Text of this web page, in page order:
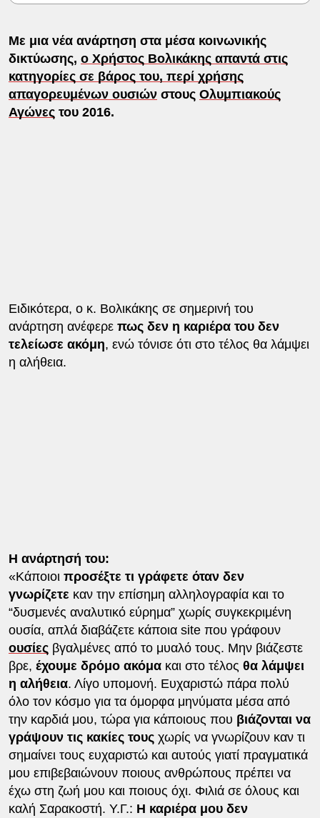
Με μια νέα ανάρτηση στα μέσα κοινωνικής
δικτύωσης, ο Χρήστος Βολικάκης απαντά στις
κατηγορίες σε βάρος του, περί χρήσης
απαγορευμένων ουσιώνστους Ολυμπιακούς
Αγώνεςτου 2016.
Ειδικότερα, ο κ. Βολικάκης σε σημερινή του
ανάρτηση ανέφερε πως δεν η καριέρα του δεν
τελείωσε ακόμη, ενώ τόνισε ότι στο τέλος θα λάμψει
η αλήθεια.
Η ανάρτησή του:
«Κάποιοι προσέξτε τι γράφετε όταν δεν
γνωρίζετε καν την επίσημη αλληλογραφία και το
“δυσμενές αναλυτικό εύρημα” χωρίς συγκεκριμένη
ουσία, απλά διαβάζετε κάποια site που γράφουν
ουσίεςβγαλμένες από το μυαλό τους. Μην βιάζεστε
βρε, έχουμε δρόμο ακόμακαι στο τέλος θα λάμψει
η αλήθεια. Λίγο υπομονή. Ευχαριστώ πάρα πολύ
όλο τον κόσμο για τα όμορφα μηνύματα μέσα από
την καρδιά μου, τώρα για κάποιους που βιάζονται να
γράψουν τις κακίες τουςχωρίς να γνωρίζουν καν τι
σημαίνει τους ευχαριστώ και αυτούς γιατί πραγματικά
μου επιβεβαιώνουν ποιους ανθρώπους πρέπει να
έχω στη ζωή μου και ποιους όχι. Φιλιά σε όλους και
καλή Σαρακοστή. Υ.Γ.: Η καριέρα μου δεν